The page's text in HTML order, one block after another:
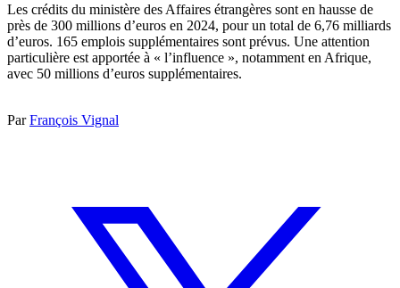
Les crédits du ministère des Affaires étrangères sont en hausse de
près de 300 millions d’euros en 2024, pour un total de 6,76 milliards
d’euros. 165 emplois supplémentaires sont prévus. Une attention
particulière est apportée à « l’influence », notamment en Afrique,
avec 50 millions d’euros supplémentaires.
ParFrançois Vignal